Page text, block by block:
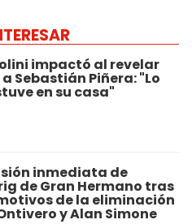
impactó al revelar
Sebastián Piñera: "Lo
en su casa"
inmediata de
de Gran Hermano tras
de la eliminación
y Alan Simone